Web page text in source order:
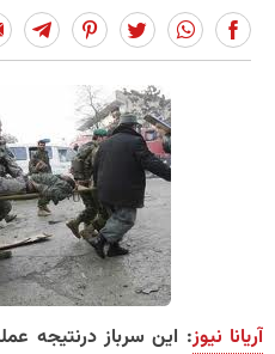
آریانا نیوز: این سرباز درنتیجه